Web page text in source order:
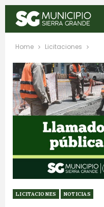
Home Licitaciones
LICITACIONES NOTICIAS